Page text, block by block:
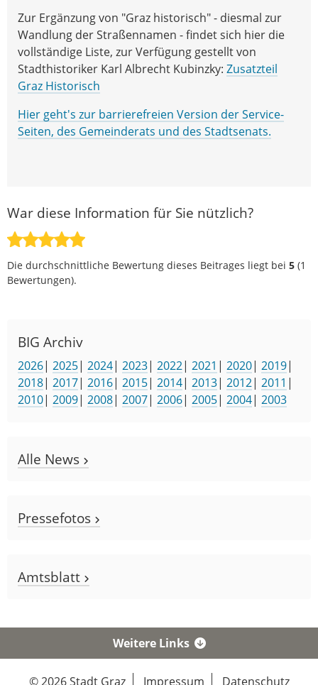
Zur Ergänzung von "Graz historisch" - diesmal zur
Wandlung der Straßennamen - findet sich hier die
vollständige Liste, zur Verfügung gestellt von
Stadthistoriker Karl Albrecht Kubinzky: Zusatzteil
Graz Historisch
Hier geht's zur barrierefreien Version der Service-
Seiten, des Gemeinderats und des Stadtsenats.
War diese Information für Sie nützlich?
Die durchschnittliche Bewertung dieses Beitrages liegt bei 5 (1
Bewertungen).
BIG Archiv
2026| 2025| 2024| 2023| 2022| 2021 | 2020| 2019|
2018| 2017| 2016| 2015| 2014| 2013| 2012| 2011 |
2010| 2009| 2008| 2007| 2006| 2005| 2004| 2003
Alle News
Pressefotos
Amtsblatt
Weitere Links
© 2026 Stadt Graz Impressum Datenschutz